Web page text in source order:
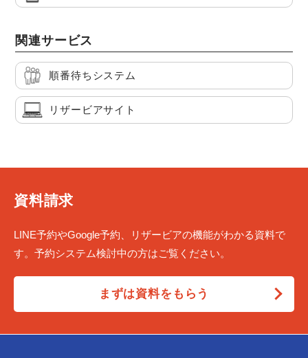
関連サービス
順番待ちシステム
リザービアサイト
資料請求
LINE予約やGoogle予約、リザービアの機能がわかる資料で
す。予約システム検討中の方はご覧ください。
まずは資料をもらう